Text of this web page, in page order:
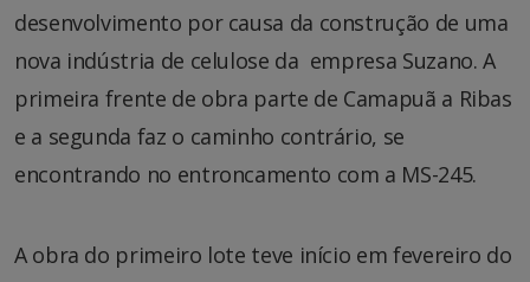
desenvolvimento por causa da construção de uma
nova indústria de celulose da empresa Suzano. A
primeira frente de obra parte de Camapuã a Ribas
e a segunda faz o caminho contrário, se
encontrando no entroncamento com a MS-245.
A obra do primeiro lote teve início em fevereiro do